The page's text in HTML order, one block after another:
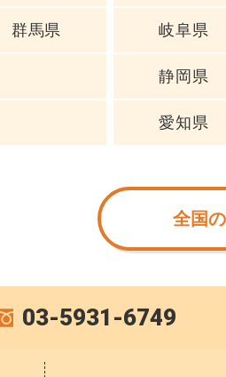
群馬県 岐阜県
静岡県
愛知県
全国
03-5931-6749